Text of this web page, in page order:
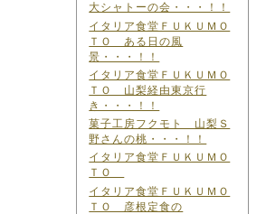
大シャトーの会・・・！！
イタリア食堂ＦＵＫＵＭＯ
ＴＯ ある日の風
景・・・！！
イタリア食堂ＦＵＫＵＭＯ
ＴＯ 山梨経由東京行
き・・・！！
菓子工房フクモト 山梨Ｓ
野さんの桃・・・！！
イタリア食堂ＦＵＫＵＭＯ
ＴＯ
イタリア食堂ＦＵＫＵＭＯ
ＴＯ 彦根定食の